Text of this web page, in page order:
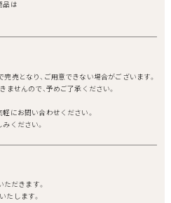
品は
売となり、ご用意できない場合がございます。
ませんので、予めご了承ください。
にお問い合わせください。
ください。
だきます。
たします。